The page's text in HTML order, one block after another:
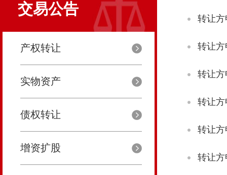
交易公告
产权转让
实物资产
债权转让
增资扩股
转让方
转让方
转让
转让方
转让方
转让方